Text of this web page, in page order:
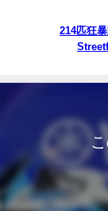
214匹狂